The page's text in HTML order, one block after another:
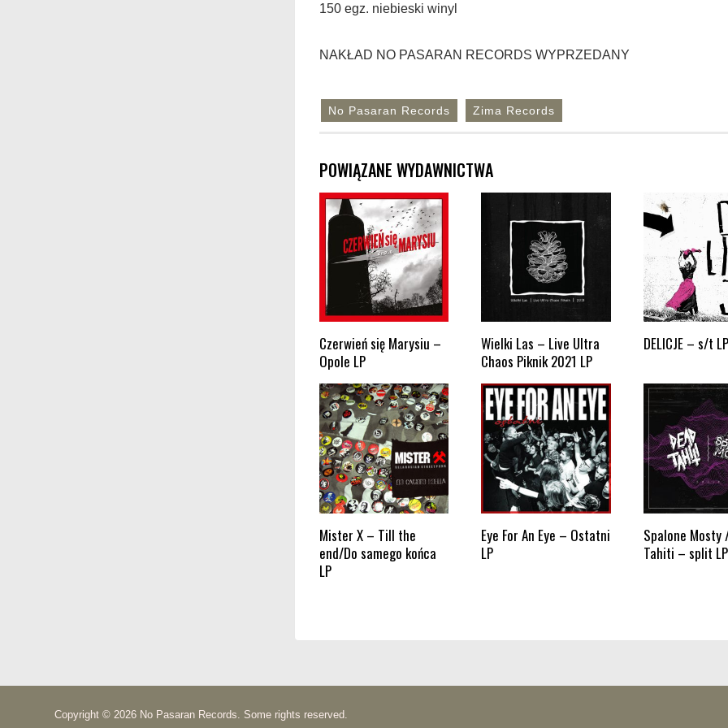
150 egz. niebieski winyl
NAKŁAD NO PASARAN RECORDS WYPRZEDANY
No Pasaran Records Zima Records
POWIĄZANE WYDAWNICTWA
Czerwień się Marysiu –
Opole LP
Wielki Las – Live Ultra
Chaos Piknik 2021 LP
DELICJE – s/t LP
Mister X – Till the
end/Do samego końca
LP
Eye For An Eye – Ostatni
LP
Spalone Mosty
Tahiti – split LP
Copyright © 2026 No Pasaran Records. Some rights reserved.